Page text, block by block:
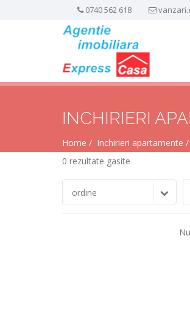
0740 562 618
INCHIRIERI
Home Inchirieri apartamente
0 rezultate gasite
ordine